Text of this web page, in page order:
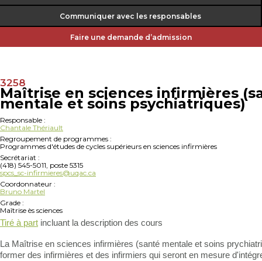
Communiquer avec les responsables
Faire une demande d’admission
3258
Maîtrise en sciences infirmières
mentale et soins psychiatriques)
Responsable :
Chantale Thériault
Regroupement de programmes :
Programmes d'études de cycles supérieurs en sciences infirmières
Secrétariat :
(418) 545-5011, poste 5315
spcs_sc-infirmieres@uqac.ca
Coordonnateur :
Bruno Martel
Grade :
Maîtrise ès sciences
Tiré à part incluant la description des cours
La Maîtrise en sciences infirmières (santé mentale et soins
former des infirmières et des infirmiers qui seront en mesure